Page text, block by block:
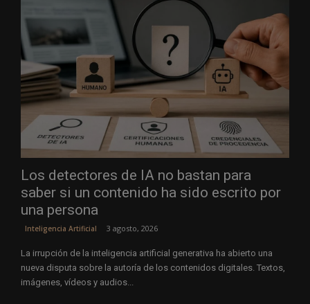
Los detectores de IA no bastan para
saber si un contenido ha sido escrito por
una persona
Inteligencia Artificial 3 agosto, 2026
La irrupción de la inteligencia artificial generativa ha abierto una
nueva disputa sobre la autoría de los contenidos digitales. Textos,
imágenes, vídeos y audios...